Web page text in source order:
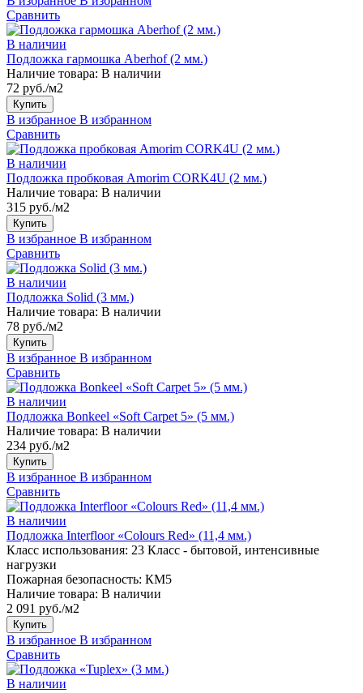
Сравнить
В наличии
Подложка гармошка Aberhof (2 мм.)
Наличие товара: В наличии
72 руб./м2
Купить
В избранное В избранном
Сравнить
В наличии
Подложка пробковая Amorim CORK4U (2 мм.)
Наличие товара: В наличии
315 руб./м2
Купить
В избранное В избранном
Сравнить
В наличии
Подложка Solid (3 мм.)
Наличие товара: В наличии
78 руб./м2
Купить
В избранное В избранном
Сравнить
В наличии
Подложка Bonkeel «Soft Carpet 5» (5 мм.)
Наличие товара: В наличии
234 руб./м2
Купить
В избранное В избранном
Сравнить
В наличии
Подложка Interfloor «Colours Red» (11,4 мм.)
Класс использования: 23 Класс - бытовой, интенсивные
нагрузки
Пожарная безопасность: КМ5
Наличие товара: В наличии
2 091 руб./м2
Купить
В избранное В избранном
Сравнить
В наличии